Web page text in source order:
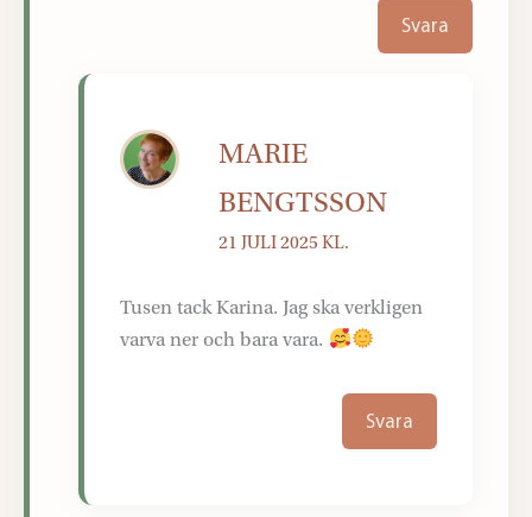
Svara
MARIE
BENGTSSON
21 JULI 2025 KL.
Tusen tack Karina. Jag ska verkligen
varva ner och bara vara.
Svara